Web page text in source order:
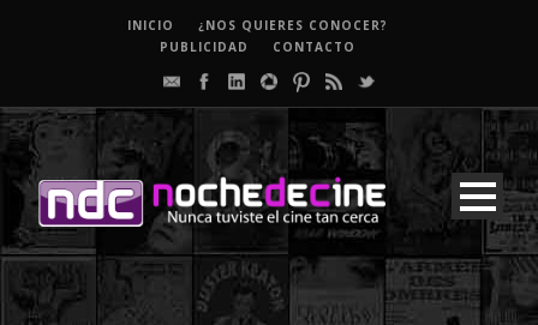
INICIO
¿NOS QUIERES CONOCER?
PUBLICIDAD
CONTACTO